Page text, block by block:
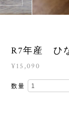
R7年産 ひ
¥15,090
数量